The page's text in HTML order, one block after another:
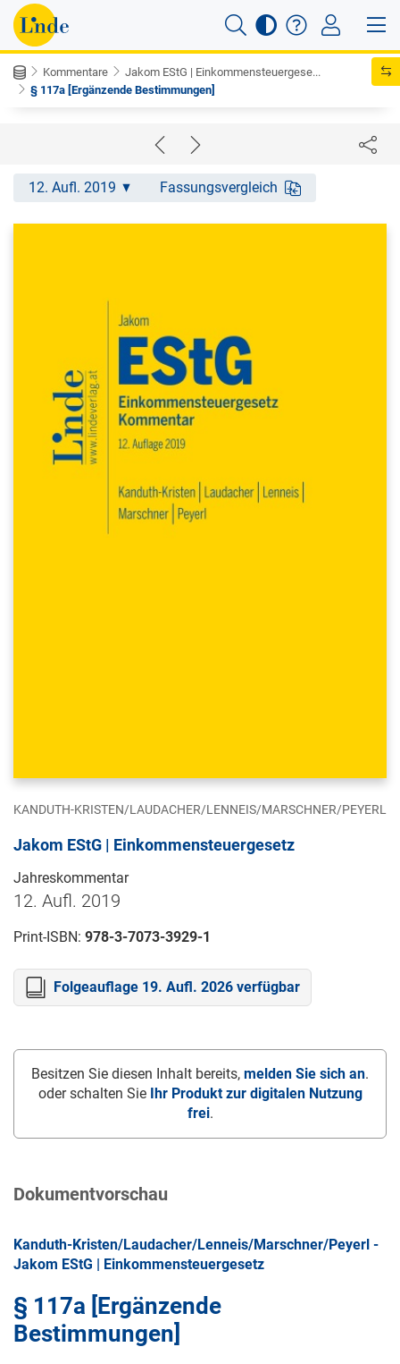
Kommentare
Jakom EStG | Einkommensteuergese...
§ 117a [Ergänzende Bestimmungen]
12. Aufl. 2019 Fassungsvergleich
KANDUTH-KRISTEN/LAUDACHER/LENNEIS/MARSCHNER/PEYERL
Jakom EStG | Einkommensteuergesetz
Jahreskommentar
12. Aufl. 2019
Print-ISBN: 978-3-7073-3929-1
Folgeauflage 19. Aufl. 2026 verfügbar
Besitzen Sie diesen Inhalt bereits, melden Sie sich an.
oder schalten Sie Ihr Produkt zur digitalen Nutzung
frei.
Dokumentvorschau
Kanduth-Kristen/Laudacher/Lenneis/Marschner/Peyerl -
Jakom EStG | Einkommensteuergesetz
§ 117a [Ergänzende
Bestimmungen]